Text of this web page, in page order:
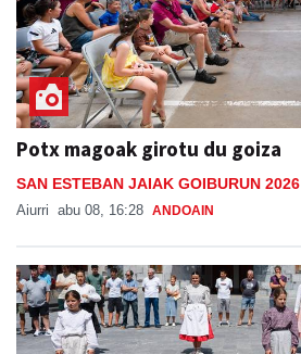
Potx magoak girotu du goiza
SAN ESTEBAN JAIAK GOIBURUN 2026
Aiurri abu 08, 16:28 ANDOAIN